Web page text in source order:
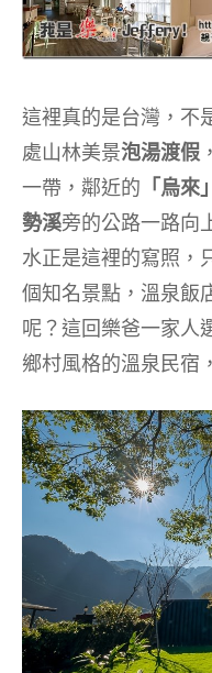
這裡真的是台灣，不
處山林美景泡湯渡假
一帶，鄰近的 「烏來」
勢溪旁的公路一路向
水正是這裡的寫照，
個知名景點，溫泉飯
呢？這回樂爸一家人
鄉村風格的溫泉民宿